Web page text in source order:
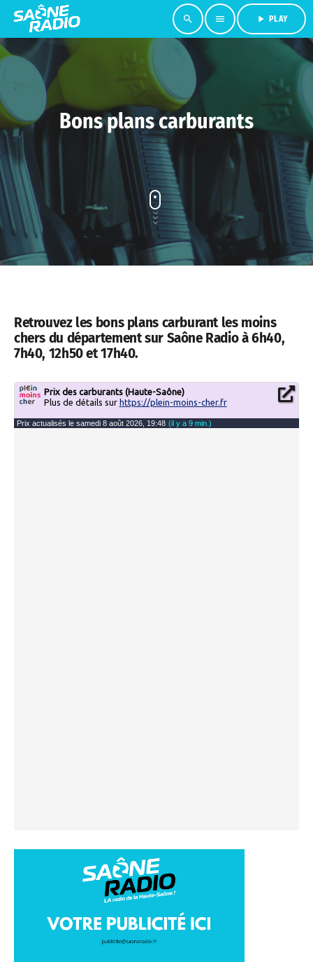
search menu play_arrow PLAY
Bons plans carburants
Retrouvez les bons plans carburant les moins
chers du département sur Saône Radio à 6h40,
7h40, 12h50 et 17h40.